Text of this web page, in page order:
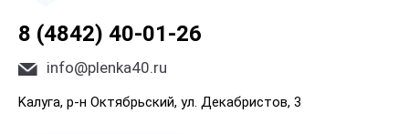
8 (4842) 40-01-26
info@plenka40.ru
Kaлyгa, p-н Oктябpьcкий, yл. Дeкaбpиcтoв, 3